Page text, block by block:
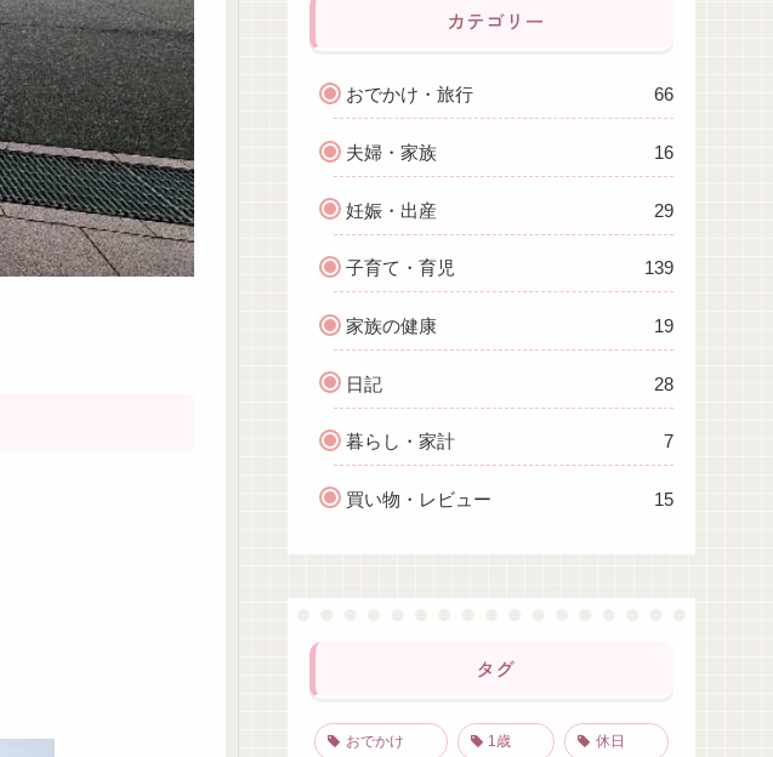
カテゴリー
おでかけ・旅行 66
夫婦・家族 16
妊娠・出産 29
子育て・育児 139
家族の健康 19
日記 28
暮らし・家計 7
買い物・レビュー 15
タグ
おでかけ 1歳 休日